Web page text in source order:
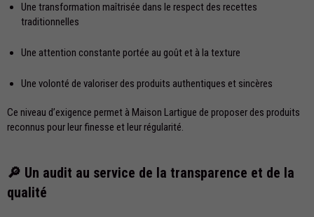
Une transformation maîtrisée dans le respect des recettes
traditionnelles
Une attention constante portée au goût et à la texture
Une volonté de valoriser des produits authentiques et sincères
Ce niveau d’exigence permet à Maison Lartigue de proposer des produits
reconnus pour leur finesse et leur régularité.
🔎 Un audit au service de la transparence et de la
qualité